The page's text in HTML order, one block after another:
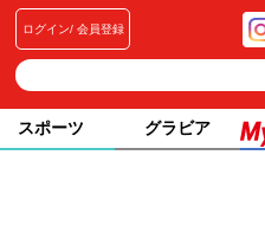
ログイン 会員登録
スポーツ グラビア